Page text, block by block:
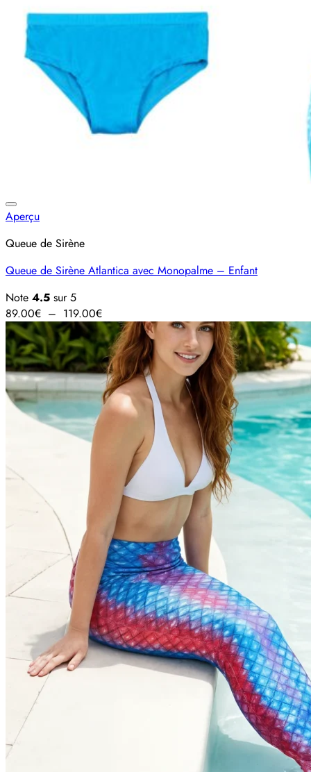
Aperçu
Queue de Sirène
Queue de Sirène Atlantica avec Monopalme – Enfant
Note 4.5 sur 5
89.00€ – 119.00€Plage
de
prix :
89.00€
à
119.00€